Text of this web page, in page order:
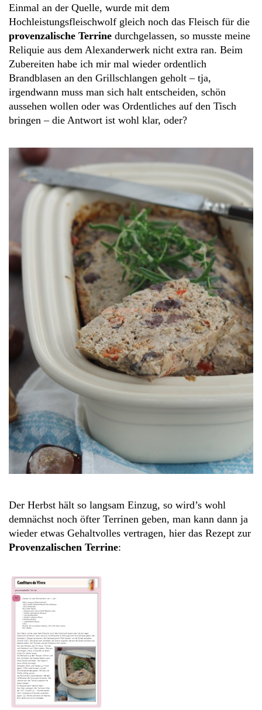
Einmal an der Quelle, wurde mit dem
Hochleistungsfleischwolf gleich noch das Fleisch für die
provenzalische Terrine durchgelassen, so musste meine
Reliquie aus dem Alexanderwerk nicht extra ran. Beim
Zubereiten habe ich mir mal wieder ordentlich
Brandblasen an den Grillschlangen geholt – tja,
irgendwann muss man sich halt entscheiden, schön
aussehen wollen oder was Ordentliches auf den Tisch
bringen – die Antwort ist wohl klar, oder?
Der Herbst hält so langsam Einzug, so wird’s wohl
demnächst noch öfter Terrinen geben, man kann dann ja
wieder etwas Gehaltvolles vertragen, hier das Rezept zur
Provenzalischen Terrine: